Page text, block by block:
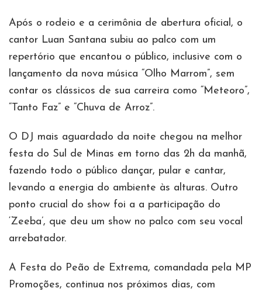
Após o rodeio e a cerimônia de abertura oficial, o
cantor Luan Santana subiu ao palco com um
repertório que encantou o público, inclusive com o
lançamento da nova música “Olho Marrom”, sem
contar os clássicos de sua carreira como “Meteoro”,
“Tanto Faz” e “Chuva de Arroz”.
O DJ mais aguardado da noite chegou na melhor
festa do Sul de Minas em torno das 2h da manhã,
fazendo todo o público dançar, pular e cantar,
levando a energia do ambiente às alturas. Outro
ponto crucial do show foi a a participação do
‘Zeeba’, que deu um show no palco com seu vocal
arrebatador.
A Festa do Peão de Extrema, comandada pela MP
Promoções, continua nos próximos dias, com